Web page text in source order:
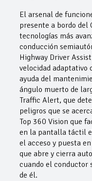
El arsenal de
presente a bordo del
tecnologías más
conducción
Highway Driver
velocidad adaptativo
ayuda del
ángulo muerto de
Traffic Alert, que
peligros que se
Top 360 Vision que
en la pantalla táctil
el acceso y puesta
que abre y cierra
cuando el conductor
de él.